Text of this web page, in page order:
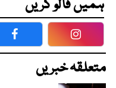
ہمیں فالو کریں
Facebook
متعلقہ خبریں